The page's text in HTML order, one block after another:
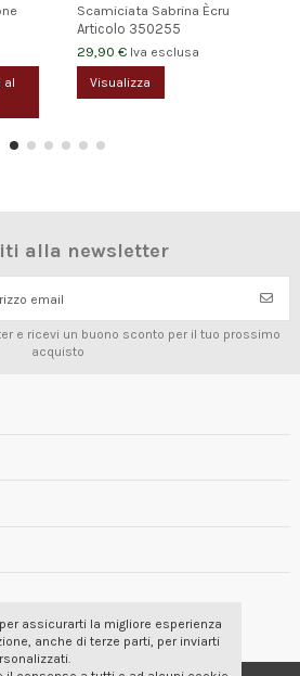
al
Scamiciata Sabrina Ècru
Articolo 350255
29,90 € Iva esclusa
Visualizza
alla newsletter
email
e ricevi un buono sconto per il tuo prossimo
acquisto
4.7/5
assicurarti la migliore esperienza
anche di terze parti, per inviarti